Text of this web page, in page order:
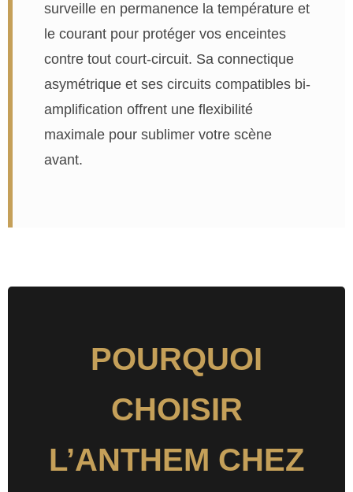
surveille en permanence la température et
le courant pour protéger vos enceintes
contre tout court-circuit. Sa connectique
asymétrique et ses circuits compatibles bi-
amplification offrent une flexibilité
maximale pour sublimer votre scène
avant.
POURQUOI
CHOISIR
L’ANTHEM CHEZ